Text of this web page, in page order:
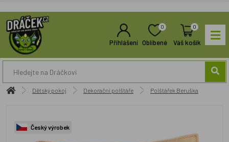
Přihlášení
0
Oblíbené
0
Váš košík
Dětský pokoj Dekorační polštáře Polštářek Beruška
Český výrobek